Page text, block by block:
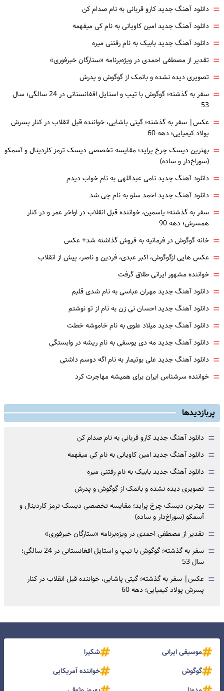
= دانلود آهنگ جدید کارو قربانی به نام صدام کن
= دانلود آهنگ جدید امین کاویانی به نام کی میفهمه
= دانلود آهنگ جدید بابیک به نام رفتنی میره
= تقدیر از مصطفی احمدی در ویژه‌برنامه «ستارگان خبرفوری»
= تصویری دیده نشده و بانمک از گوگوش و پدرش
=
سفر به گذشته؛ گوگوش با تیپ و استایل افغانستانی در 24 سالگی؛ سال
53
= عکس| سفر به گذشته؛ گیتی پاشایی، خواننده قبل انقلاب در کنار پسرش
پولاد کیمیایی؛ دهه 60
= بهترین دیسک چرخ پراید؛ مقایسه تخصصی دیسک ترمز کاردینال و آسمکو
(سوراخ‌دار و ساده)
= دانلود آهنگ جدید نامی عبداللهی به نام خواب دیدم
= دانلود آهنگ جدید احمد سلو به نام چی شد
= سفر به گذشته؛ یاسمین، خواننده قبل انقلاب در اواخر عمر و در کنار
همسرش؛ دهه 90
= خانه گوگوش در فرمانیه به فروش گذاشته شد+ عکس
= عکس هایی ازگوگوش، اکبر عبدی، فردین و ناصر، پیش از انقلاب
= خواننده مشهور ایرانی طلاق گرفت
= دانلود آهنگ جدید مهران عباسی به نام شدی قلبم
= دانلود آهنگ جدید احسان نی زن به نام از تو نوشتم
= دانلود آهنگ جدید میلاد علوی به نام خاموشه خطت
= دانلود آهنگ جدید مه دی یوسفی به نام ریشه در وابستگی
= دانلود آهنگ جدید علی بوتیمار به نام اگه دوسم داشتی
= خواننده سرشناس ایران برای همیشه مهاجرت کرد
پربازدیدها
= دانلود آهنگ جدید کارو قربانی به نام صدام کن
= دانلود آهنگ جدید امین کاویانی به نام کی میفهمه
= دانلود آهنگ جدید بابیک به نام رفتنی میره
= تصویری دیده نشده و بانمک از گوگوش و پدرش
= بهترین دیسک چرخ پراید؛ مقایسه تخصصی دیسک ترمز کاردینال و
آسمکو (سوراخ‌دار و ساده)
= تقدیر از مصطفی احمدی در ویژه‌برنامه «ستارگان خبرفوری»
=
سفر به گذشته؛ گوگوش با تیپ و استایل افغانستانی در 24 سالگی؛
سال 53
= عکس| سفر به گذشته؛ گیتی پاشایی، خواننده قبل انقلاب در کنار
پسرش پولاد کیمیایی؛ دهه 60
موسیقی ایرانی
شکیرا
گوگوش
خواننده آمریکایی